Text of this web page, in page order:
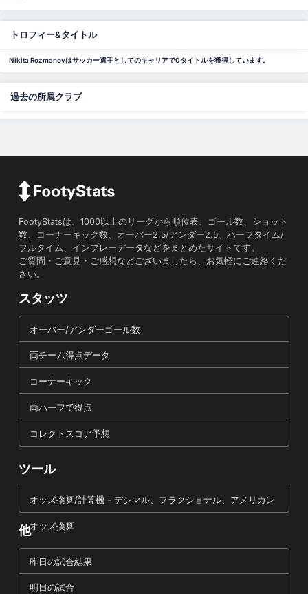
トロフィー&タイトル
Nikita Rozmanovはサッカー選手としてのキャリアで0タイトルを獲得しています。
過去の所属クラブ
FootyStatsは、1000以上のリーグから順位表、ゴール数、ショット
数、コーナーキック数、オーバー2.5/アンダー2.5、ハーフタイム/
フルタイム、インプレーデータなどをまとめたサイトです。
ご質問・ご意見・ご感想などございましたら、お気軽にご連絡くだ
さい。
スタッツ
オーバー/アンダーゴール数
両チーム得点データ
コーナーキック
両ハーフで得点
コレクトスコア予想
ツール
オッズ換算/計算機 - デシマル、フラクショナル、アメリカン
オッズ換算
他
昨日の試合結果
明日の試合